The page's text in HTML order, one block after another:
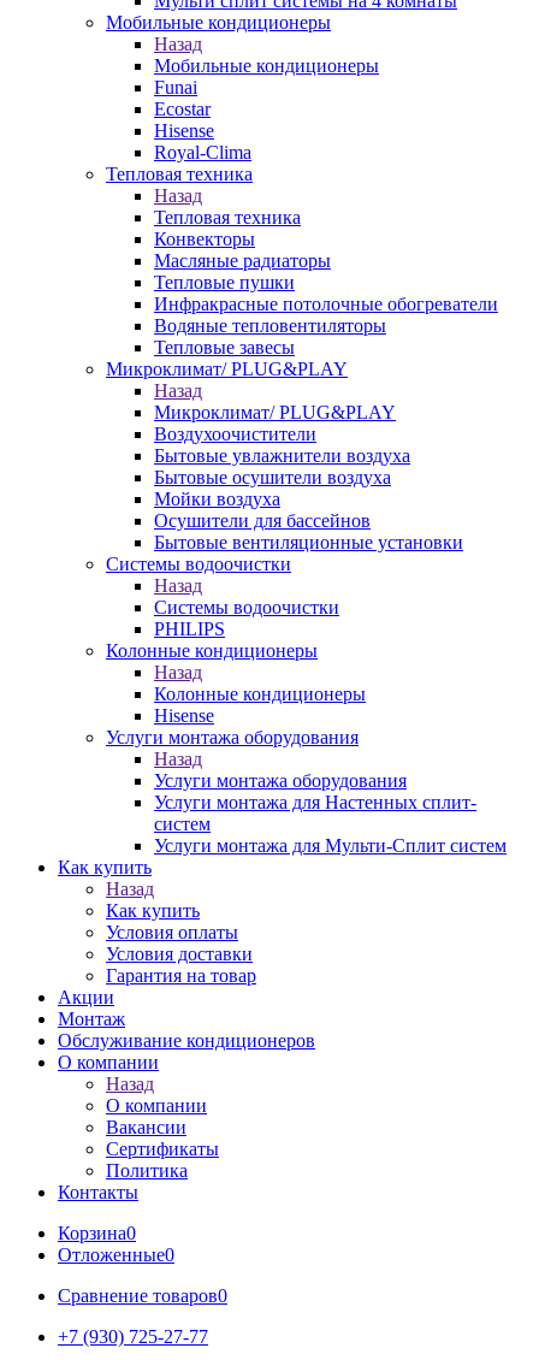
Мобильные кондиционеры
Назад
Мобильные кондиционеры
Funai
Ecostar
Hisense
Royal-Clima
Тепловая техника
Назад
Тепловая техника
Конвекторы
Масляные радиаторы
Тепловые пушки
Инфракрасные потолочные обогреватели
Водяные тепловентиляторы
Тепловые завесы
Микроклимат/ PLUG&PLAY
Назад
Микроклимат/ PLUG&PLAY
Воздухоочистители
Бытовые увлажнители воздуха
Бытовые осушители воздуха
Мойки воздуха
Осушители для бассейнов
Бытовые вентиляционные установки
Системы водоочистки
Назад
Системы водоочистки
PHILIPS
Колонные кондиционеры
Назад
Колонные кондиционеры
Hisense
Услуги монтажа оборудования
Назад
Услуги монтажа оборудования
Услуги монтажа для Настенных сплит-
систем
Услуги монтажа для Мульти-Сплит систем
Как купить
Назад
Как купить
Условия оплаты
Условия доставки
Гарантия на товар
Акции
Монтаж
Обслуживание кондиционеров
О компании
Назад
О компании
Вакансии
Сертификаты
Политика
Контакты
Корзина0
Отложенные0
Сравнение товаров0
+7 (930) 725-27-77